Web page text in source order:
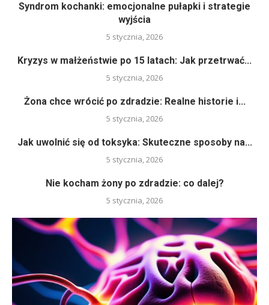
Syndrom kochanki: emocjonalne pułapki i strategie
wyjścia
5 stycznia, 2026
Kryzys w małżeństwie po 15 latach: Jak przetrwać...
5 stycznia, 2026
Żona chce wrócić po zdradzie: Realne historie i...
5 stycznia, 2026
Jak uwolnić się od toksyka: Skuteczne sposoby na...
5 stycznia, 2026
Nie kocham żony po zdradzie: co dalej?
5 stycznia, 2026